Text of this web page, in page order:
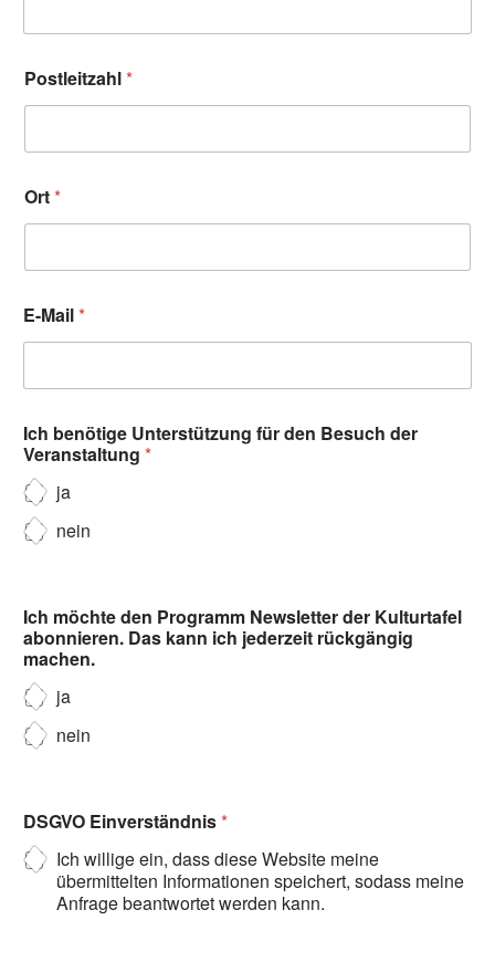
Postleitzahl*
Ort*
E-Mail*
Ich benötige Unterstützung für den Besuch der
Veranstaltung *
ja
nein
Ich möchte den Programm Newsletter der Kulturtafel
abonnieren. Das kann ich jederzeit rückgängig
machen.
ja
nein
DSGVO Einverständnis*
Ich willige ein, dass diese Website meine
übermittelten Informationen speichert, sodass meine
Anfrage beantwortet werden kann.